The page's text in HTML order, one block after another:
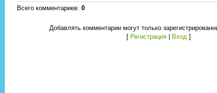
Всего комментариев: 0
Добавлять комментарии могут только
[ Регистрация| Вход]